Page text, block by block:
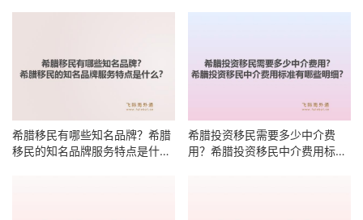
希腊移民有哪些知名品牌？希腊
移民的知名品牌服务特点是什
希腊投资移民需要多少中介费
用？希腊投资移民中介费用标准